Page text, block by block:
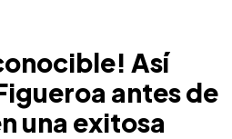
Así
antes de
una exitosa